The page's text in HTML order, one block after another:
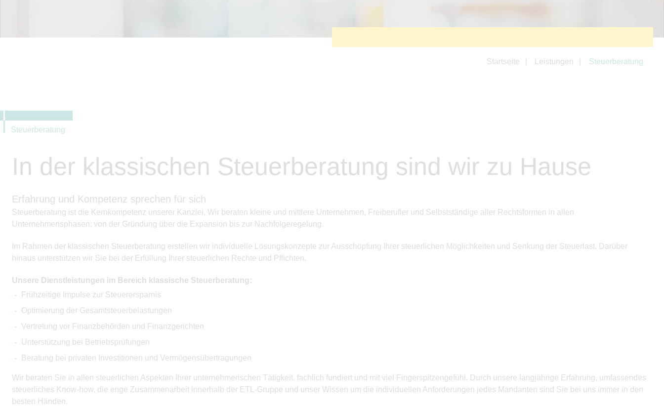
Startseite Leistungen Steuerberatung
Steuerberatung
In der klassischen Steuerberatung sind wir zu Hause
Erfahrung und Kompetenz sprechen für sich
Steuerberatung ist die Kernkompetenz unserer Kanzlei. Wir beraten kleine und mittlere Unternehmen, Freiberufler und Selbstständige aller Rechtsformen in allen
Unternehmensphasen: von der Gründung über die Expansion bis zur Nachfolgeregelung.
Im Rahmen der klassischen Steuerberatung erstellen wir individuelle Lösungskonzepte zur Ausschöpfung Ihrer steuerlichen Möglichkeiten und Senkung der Steuerlast. Darüber
hinaus unterstützen wir Sie bei der Erfüllung Ihrer steuerlichen Rechte und Pflichten.
Unsere Dienstleistungen im Bereich klassische Steuerberatung:
Frühzeitige Impulse zur Steuerersparnis
Optimierung der Gesamtsteuerbelastungen
Vertretung vor Finanzbehörden und Finanzgerichten
Unterstützung bei Betriebsprüfungen
Beratung bei privaten Investitionen und Vermögensübertragungen
Wir beraten Sie in allen steuerlichen Aspekten Ihrer unternehmerischen Tätigkeit, fachlich fundiert und mit viel Fingerspitzengefühl. Durch unsere langjährige Erfahrung, umfassendes
steuerliches Know-how, die enge Zusammenarbeit innerhalb der ETL-Gruppe und unser Wissen um die individuellen Anforderungen jedes Mandanten sind Sie bei uns immer in den
besten Händen.